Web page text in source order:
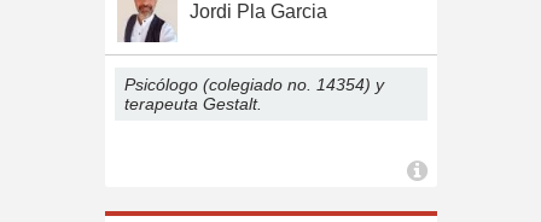
Jordi Pla Garcia
Psicólogo (colegiado no. 14354) y
terapeuta Gestalt.